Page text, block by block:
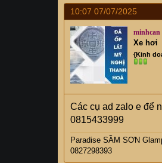
10:07 07/07/2025
minhcan
Xe hơi
{Kinh
Các cụ ad zalo e để
0815433999
Paradise SẦM SƠN
0827298393